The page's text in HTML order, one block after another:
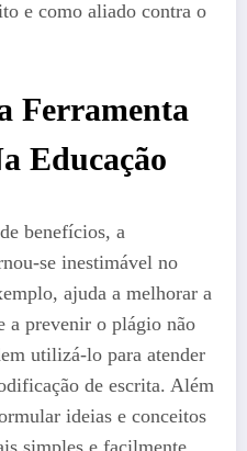
e como aliado contra o
Ferramenta
Educação
benefícios, a
se inestimável no
ajuda a melhorar a
a prevenir o plágio não
utilizá-lo para atender
de escrita. Além
ideias e conceitos